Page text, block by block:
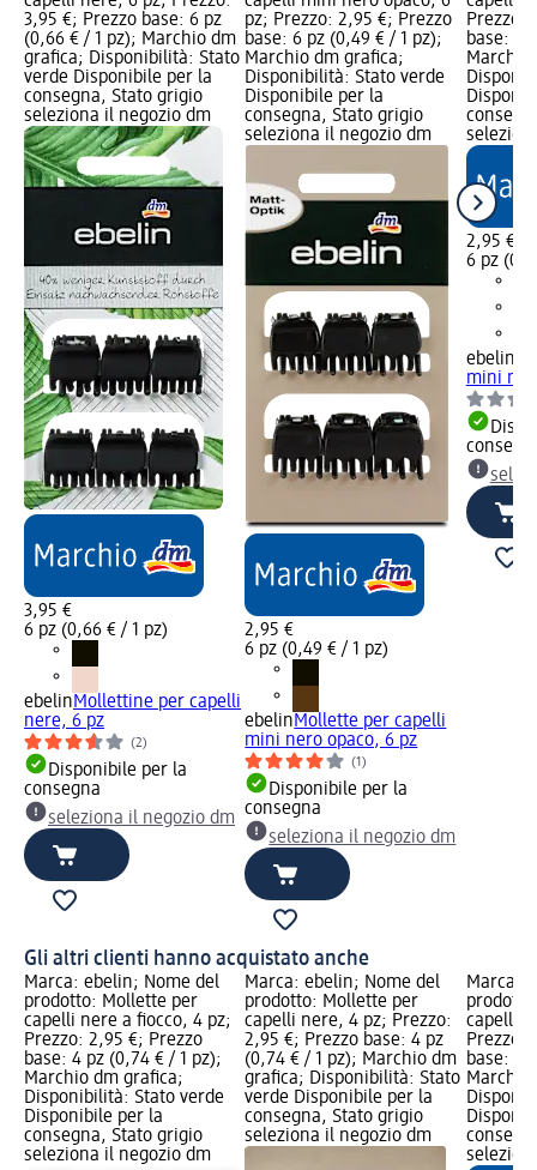
3,95 €; Prezzo base: 6 pz
(0,66 € / 1 pz); Marchio dm
grafica; Disponibilità: Stato
verde Disponibile per la
consegna, Stato grigio
seleziona il negozio dm
3,95 €
6 pz (0,66 € / 1 pz)
ebelinMollettine per capelli
nere, 6 pz
(2)
Disponibile per la
consegna
seleziona il negozio dm
pz; Prezzo: 2,95 €; Prezzo
base: 6 pz (0,49 € / 1 pz);
Marchio dm grafica;
Disponibilità: Stato verde
Disponibile per la
consegna, Stato grigio
seleziona il negozio dm
2,95 €
6 pz (0,49 € / 1 pz)
ebelinMollette per capelli
mini nero opaco, 6 pz
(1)
Disponibile per la
consegna
seleziona il negozio dm
Prezzo:
base: 6
Marchio
2,95 €
6 pz
ebelin
mini
Gli altri clienti hanno acquistato anche
Marca: ebelin; Nome del
prodotto: Mollette per
capelli nere a fiocco, 4 pz;
Prezzo: 2,95 €; Prezzo
base: 4 pz (0,74 € / 1 pz);
Marchio dm grafica;
Disponibilità: Stato verde
Disponibile per la
consegna, Stato grigio
seleziona il negozio dm
Marca: ebelin; Nome del
prodotto: Mollette per
capelli nere, 4 pz; Prezzo:
2,95 €; Prezzo base: 4 pz
(0,74 € / 1 pz); Marchio dm
grafica; Disponibilità: Stato
verde Disponibile per la
consegna, Stato grigio
seleziona il negozio dm
Marca:
capelli
Prezzo:
base: 6
Marchio